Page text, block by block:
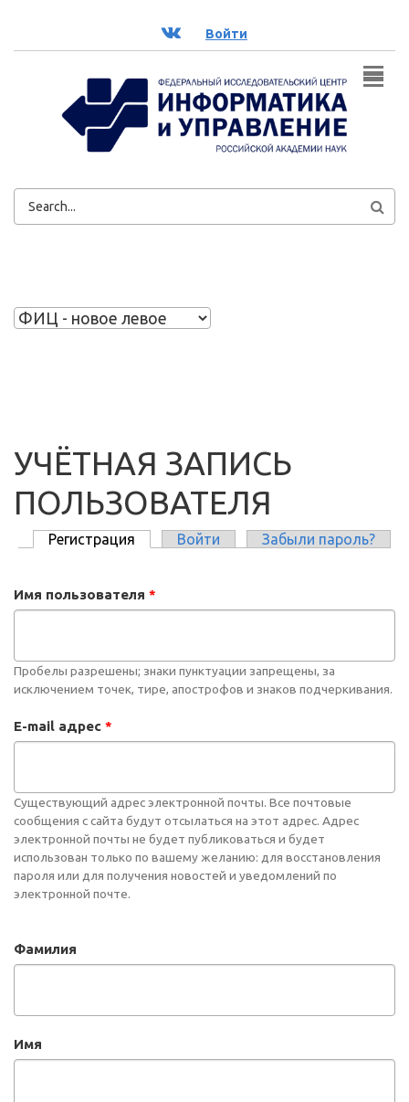
ВК Войти
ФОРМА
УЧЁТНАЯ ЗАПИСЬ
ПОЛЬЗОВАТЕЛЯ
Регистрация (активная вкладка)
Войти Забыли пароль?
Имя пользователя *
Пробелы разрешены; знаки пунктуации запрещены, за
исключением точек, тире, апострофов и знаков подчеркивания.
E-mail адрес *
Существующий адрес электронной почты. Все почтовые
сообщения с сайта будут отсылаться на этот адрес. Адрес
электронной почты не будет публиковаться и будет
использован только по вашему желанию: для восстановления
пароля или для получения новостей и уведомлений по
электронной почте.
Фамилия
Имя